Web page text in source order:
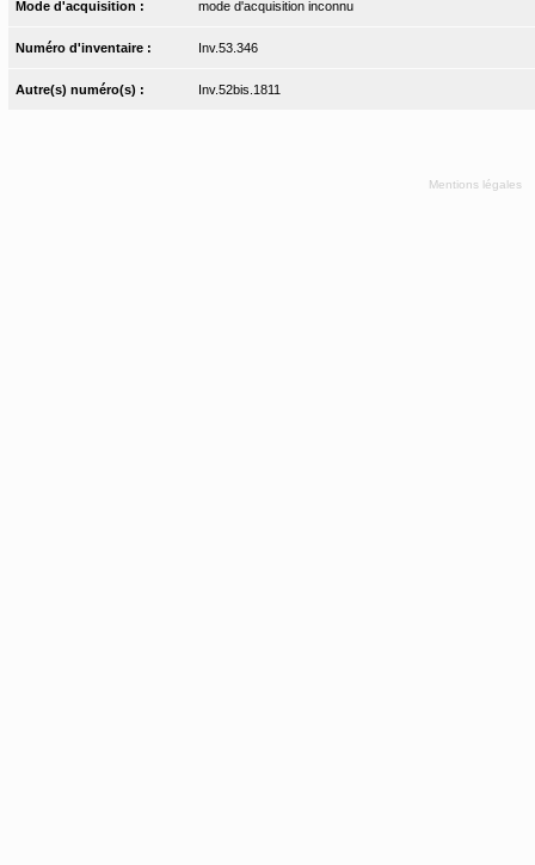
Mode d'acquisition : mode d'acquisition inconnu
Numéro d'inventaire : Inv.53.346
Autre(s) numéro(s) : Inv.52bis.1811
Mentions légales